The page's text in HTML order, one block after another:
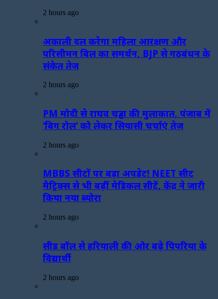
2 hours ago
अकाली दल करेगा महिला आरक्षण और
परिसीमन बिल का समर्थन, BJP से गठबंधन के
संकेत तेज
2 hours ago
PM मोदी से राघव चड्ढा की मुलाकात, पंजाब में
‘बिग रोल’ को लेकर सियासी चर्चाएं तेज
2 hours ago
MBBS सीटों पर बड़ा अपडेट! NEET सीट
मैट्रिक्स से भी बढ़ीं मेडिकल सीटें, केंद्र ने जारी
किया नया ब्योरा
2 hours ago
सीड बॉल से हरियाली की ओर बढ़े पिपरिया के
विद्यार्थी
2 hours ago